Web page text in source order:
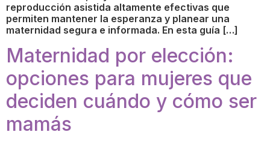
reproducción asistida altamente efectivas que
permiten mantener la esperanza y planear una
maternidad segura e informada. En esta guía […]
Maternidad por elección:
opciones para mujeres que
deciden cuándo y cómo ser
mamás